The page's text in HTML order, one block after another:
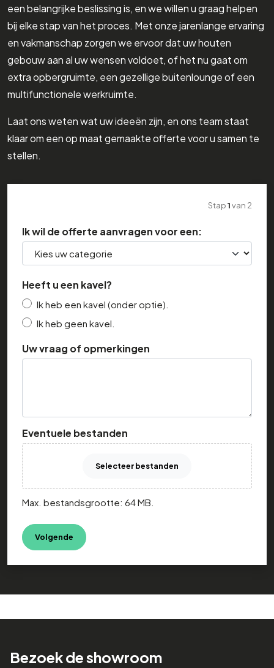
een belangrijke beslissing is, en we willen u graag helpen
bij elke stap van het proces. Met onze jarenlange ervaring
en vakmanschap zorgen we ervoor dat uw houten
gebouw aan al uw wensen voldoet, of het nu gaat om
extra opbergruimte, een gezellige buitenlounge of een
multifunctionele werkruimte.
Laat ons weten wat uw ideeën zijn, en ons team staat
klaar om een op maat gemaakte offerte voor u samen te
stellen.
Stap1van 2
Ik wil de offerte aanvragen voor een:
Heeft u een kavel?
Ik heb een kavel (onder optie).
Ik heb geen kavel.
Uw vraag of opmerkingen
Eventuele bestanden
Selecteer bestanden
Max. bestandsgrootte: 64 MB.
Bezoek de showroom